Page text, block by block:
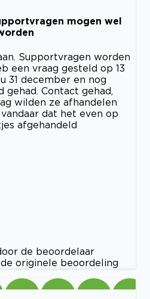
mogen wel
Supportvragen worden
een vraag gesteld op 13
31 december en nog
gehad. Contact gehad,
wilden ze afhandelen
dat het even op
afgehandeld
de beoordelaar
originele beoordeling